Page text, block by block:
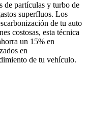
de partículas y turbo de
superfluos. Los
de tu auto
costosas, esta técnica
un 15% en
en
de tu vehículo.